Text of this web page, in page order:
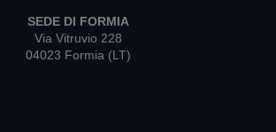
SEDE DI FORMIA
Via Vitruvio 228
04023 Formia (LT)